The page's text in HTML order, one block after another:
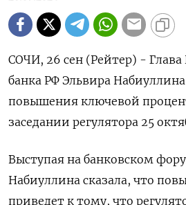
СОЧИ, 26 сен (Рейтер) - Глава
банка РФ Эльвира
повышения ключевой
заседании регулятора 25
Выступая на банковском
Набиуллина сказала, что
приведет к тому, что